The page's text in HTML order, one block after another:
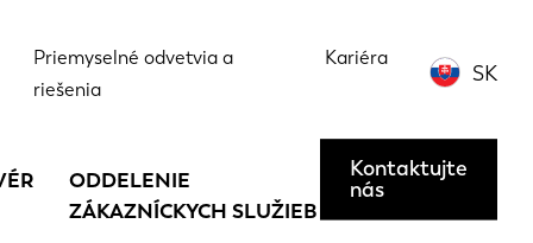
Priemyselné odvetvia a
riešenia
Kariéra
SK
ODDELENIE
ZÁKAZNÍCKYCH SLUŽIEB
Kontaktujte
nás